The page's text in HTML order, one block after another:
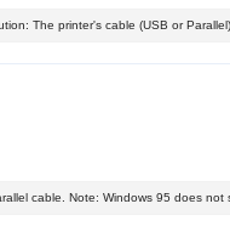
The printer's cable (USB or
cable. Note: Windows 95 does